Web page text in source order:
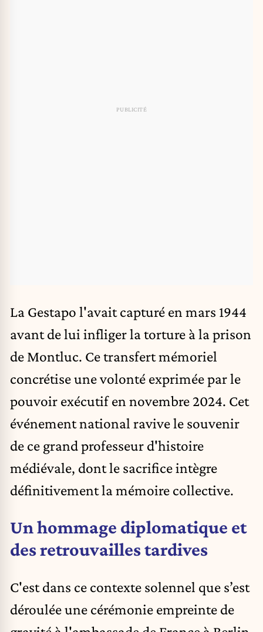
La Gestapo l'avait capturé en mars 1944
avant de lui infliger la torture à la prison
de Montluc. Ce transfert mémoriel
concrétise une volonté exprimée par le
pouvoir exécutif en novembre 2024. Cet
événement national ravive le souvenir
de ce grand professeur d'histoire
médiévale, dont le sacrifice intègre
définitivement la mémoire collective.
Un hommage diplomatique et
des retrouvailles tardives
C'est dans ce contexte solennel que s’est
déroulée une cérémonie empreinte de